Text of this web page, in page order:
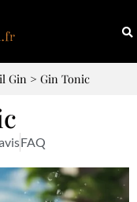
Gin > Gin Tonic
FAQ